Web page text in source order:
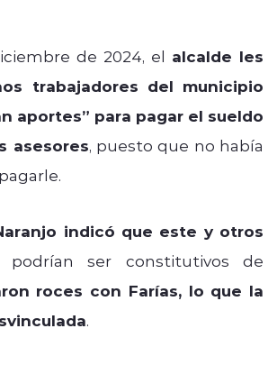
de 2024, el alcalde les
trabajadores del municipio
aportes” para pagar el sueldo
asesores, puesto que no había
indicó que este y otros
ser constitutivos de
roces con Farías, lo que la
.